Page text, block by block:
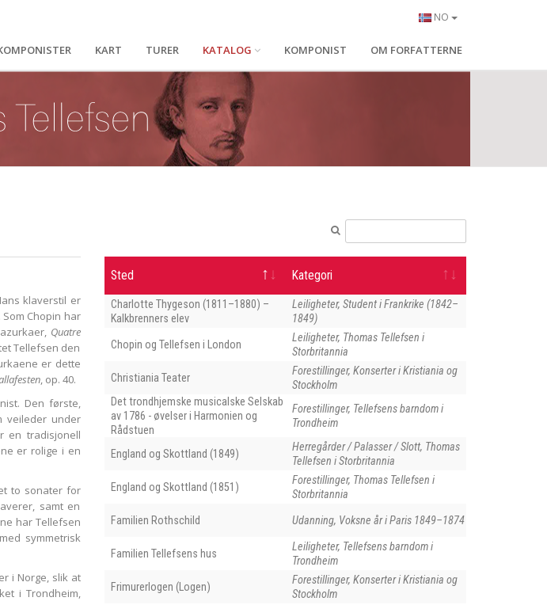
NO
KART TURER KATALOG KOMPONIST OM FORFATTERNE
klaverstil er
Chopin har
Quatre
Tellefsen den
er dette
, op. 40.
Den første,
veileder under
en tradisjonell
er rolige i en
to sonater for
samt en
har Tellefsen
symmetrisk
i Norge, slik at
i Trondheim,
Sted Kategori
Charlotte Thygeson (1811–1880) –
Kalkbrenners elev
Leiligheter, Student i Frankrike (1842–
1849)
Chopin og Tellefsen i London
Leiligheter, Thomas Tellefsen i
Storbritannia
Christiania Teater
Forestillinger, Konserter i Kristiania og
Stockholm
Det trondhjemske musicalske Selskab
av 1786 - øvelser i Harmonien og
Rådstuen
Forestillinger, Tellefsens barndom i
Trondheim
England og Skottland (1849)
Herregårder / Palasser / Slott, Thomas
Tellefsen i Storbritannia
England og Skottland (1851)
Forestillinger, Thomas Tellefsen i
Storbritannia
Familien Rothschild Udanning, Voksne år i Paris 1849–1874
Familien Tellefsens hus
Leiligheter, Tellefsens barndom i
Trondheim
Frimurerlogen (Logen)
Forestillinger, Konserter i Kristiania og
Stockholm